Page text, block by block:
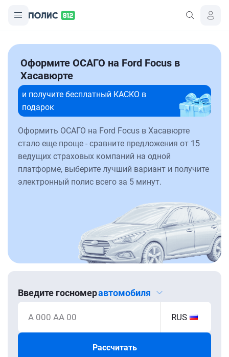
Оформите ОСАГО на Ford Focus в
Хасавюрте
и получите бесплатный КАСКО в
подарок
Оформить ОСАГО на Ford Focus в Хасавюрте
стало еще проще - сравните предложения от 15
ведущих страховых компаний на одной
платформе, выберите лучший вариант и получите
электронный полис всего за 5 минут.
Введите госномеравтомобиля
А 000 АА 00 RUS
Рассчитать